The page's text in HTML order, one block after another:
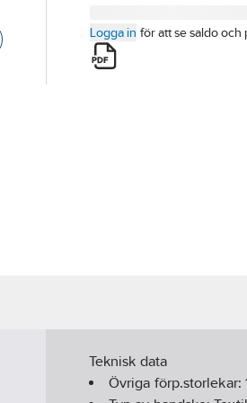
Logga in för att se saldo och
Teknisk data
Övriga förp.storlekar: